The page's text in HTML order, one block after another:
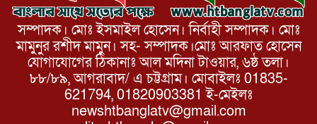
সম্পাদক। মোঃ ইসমাইল হোসেন। নির্বাহী সম্পাদক। মোঃ
মামুনুর রশীদ মামুন। সহ- সম্পাদক।মোঃ আরফাত হোসেন
যোগাযোগের ঠিকানাঃ আল মদিনা টাওয়ার, ৬ষ্ঠ তলা।
৮৮/৮৯, আগরাবাদ/ এ চট্টগ্রাম। মোবাইলঃ 01835-
621794, 01820903381 ই-মেইলঃ
newshtbanglatv@gmail.com